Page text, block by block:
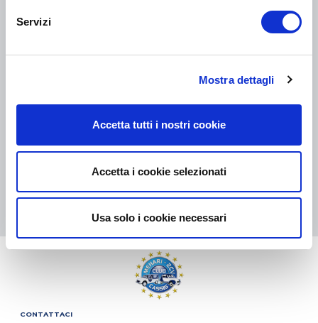
Servizi
Mostra dettagli
Accetta tutti i nostri cookie
Accetta i cookie selezionati
Usa solo i cookie necessari
THE FEEDBACK
Eccellente:4.5/5
(dal 2018)
CONTATTACI